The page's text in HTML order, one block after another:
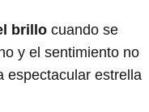
brillo cuando se
y el sentimiento no
espectacular estrella